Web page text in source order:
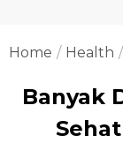
Home Health
Banyak